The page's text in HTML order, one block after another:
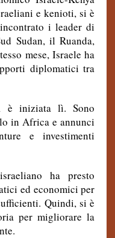
e kenioti, si è
i leader di
Sudan, il Ruanda,
mese, Israele ha
diplomatici tra
è iniziata lì. Sono
in Africa e annunci
e investimenti
ha presto
ed economici per
Quindi, si è
per migliorare la